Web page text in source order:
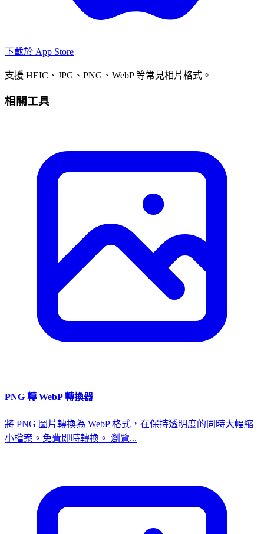
下載於 App Store
支援 HEIC、JPG、PNG、WebP 等常見相片格式。
相關工具
PNG 轉 WebP 轉換器
將 PNG 圖片轉換為 WebP 格式，在保持透明度的同時大幅縮
小檔案。免費即時轉換。 瀏覽...